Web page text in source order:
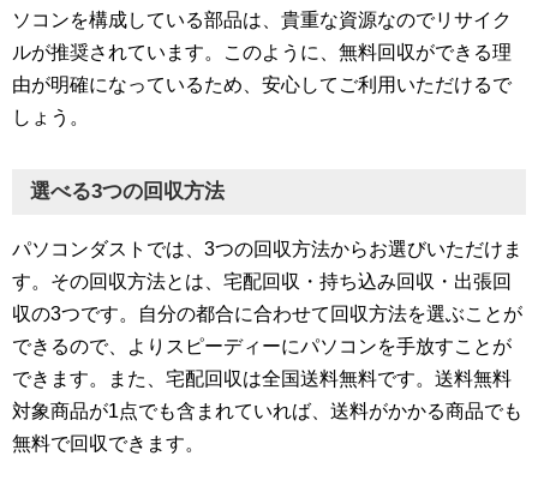
ソコンを構成している部品は、貴重な資源なのでリサイク
ルが推奨されています。このように、無料回収ができる理
由が明確になっているため、安心してご利用いただけるで
しょう。
選べる3つの回収方法
パソコンダストでは、3つの回収方法からお選びいただけま
す。その回収方法とは、宅配回収・持ち込み回収・出張回
収の3つです。自分の都合に合わせて回収方法を選ぶことが
できるので、よりスピーディーにパソコンを手放すことが
できます。また、宅配回収は全国送料無料です。送料無料
対象商品が1点でも含まれていれば、送料がかかる商品でも
無料で回収できます。